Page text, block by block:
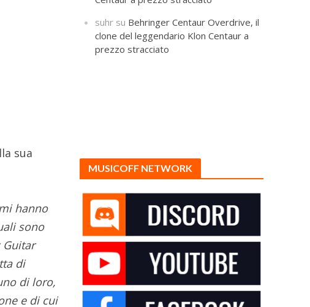
sua
hanno
sono
Guitar
di
di loro,
e di cui
suhr su Behringer Centaur Overdrive, il
clone del leggendario Klon Centaur a
prezzo stracciato
MUSICOFF NETWORK